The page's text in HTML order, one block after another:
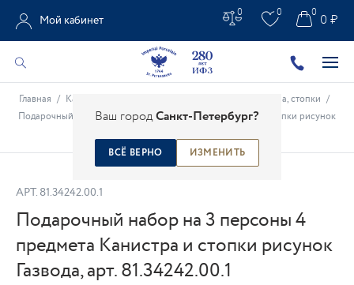
Ваш городСанкт-Петербург?
ВСЁ ВЕРНО ИЗМЕНИТЬ
Мой кабинет
0 0 0 ₽
0
Главная / Каталог Наборы для вина, стопки /
Подарочный набор на 3 персоны 4 предмета Канистра и стопки рисунок
АРТ. 81.34242.00.1
Подарочный набор на 3 персоны 4
предмета Канистра и стопки рисунок
Газвода, арт. 81.34242.00.1